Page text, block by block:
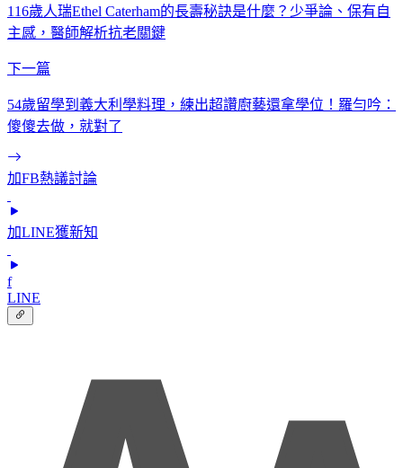
116歲人瑞Ethel Caterham的長壽秘訣是什麼？少爭論、保有自
主感，醫師解析抗老關鍵
下一篇
54歲留學到義大利學料理，練出超讚廚藝還拿學位！羅勻吟：
傻傻去做，就對了
加FB熱議討論
加LINE獲新知
f
LINE